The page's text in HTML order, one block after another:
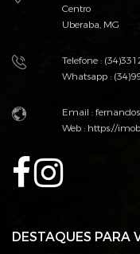
Centro
Uberaba, MG
Telefone :
Whatsapp :
Email :
Web :https://
DESTAQUES PARA